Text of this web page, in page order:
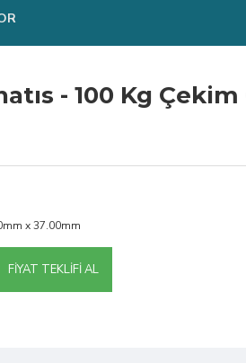
- 100 Kg Çekim
x 37.00mm
FIYAT TEKLIFI AL